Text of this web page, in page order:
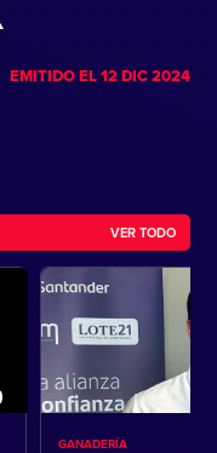
EMITIDO EL 12 DIC 2024
VER TODO
GANADERÍA